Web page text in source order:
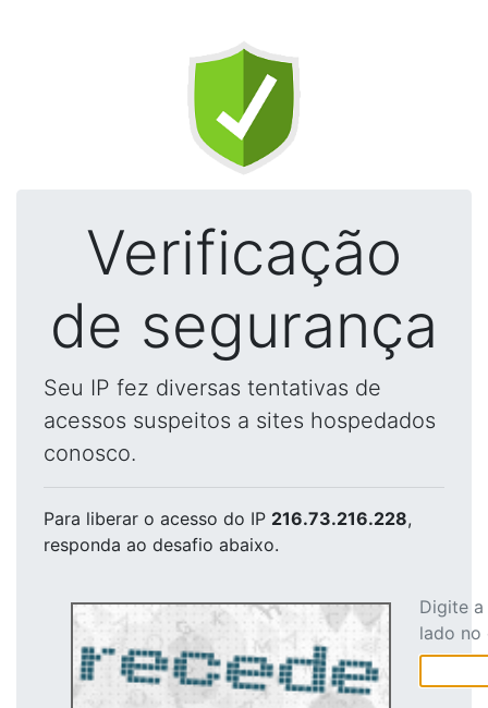
Verificação
de segurança
Seu IP fez diversas tentativas de
acessos suspeitos a sites hospedados
conosco.
Para liberar o acesso do IP 216.73.216.228,
responda ao desafio abaixo.
Digite
lado no